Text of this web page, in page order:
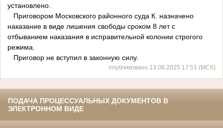
установлено.
Приговором Московского районного суда К. назначено
наказание в виде лишения свободы сроком 8 лет с
отбыванием наказания в исправительной колонии строгого
режима.
Приговор не вступил в законную силу.
опубликовано 13.08.2025 17:51 (МСК)
ПОДАЧА ПРОЦЕССУАЛЬНЫХ ДОКУМЕНТОВ В
ЭЛЕКТРОННОМ ВИДЕ